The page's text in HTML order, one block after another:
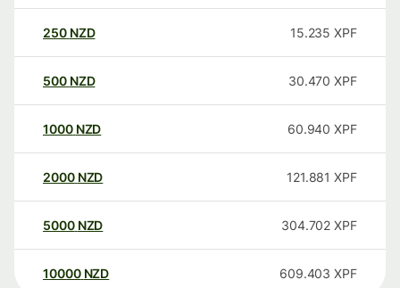
250 NZD 15.235 XPF
500 NZD 30.470 XPF
1000 NZD 60.940 XPF
2000 NZD 121.881 XPF
5000 NZD 304.702 XPF
10000 NZD 609.403 XPF